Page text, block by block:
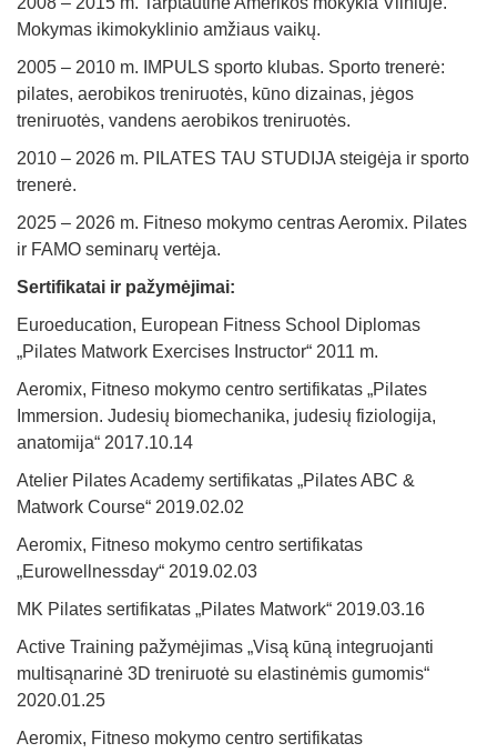
Mokymas ikimokyklinio amžiaus vaikų.
2005 – 2010 m. IMPULS sporto klubas. Sporto trenerė:
pilates, aerobikos treniruotės, kūno dizainas, jėgos
treniruotės, vandens aerobikos treniruotės.
2010 – 2026 m. PILATES TAU STUDIJA steigėja ir sporto
trenerė.
2025 – 2026 m. Fitneso mokymo centras Aeromix. Pilates
ir FAMO seminarų vertėja.
Sertifikatai ir pažymėjimai:
Euroeducation, European Fitness School Diplomas
„Pilates Matwork Exercises Instructor“ 2011 m.
Aeromix, Fitneso mokymo centro sertifikatas „Pilates
Immersion. Judesių biomechanika, judesių fiziologija,
anatomija“ 2017.10.14
Atelier Pilates Academy sertifikatas „Pilates ABC &
Matwork Course“ 2019.02.02
Aeromix, Fitneso mokymo centro sertifikatas
„Eurowellnessday“ 2019.02.03
MK Pilates sertifikatas „Pilates Matwork“ 2019.03.16
Active Training pažymėjimas „Visą kūną integruojanti
multisąnarinė 3D treniruotė su elastinėmis gumomis“
2020.01.25
Aeromix, Fitneso mokymo centro sertifikatas